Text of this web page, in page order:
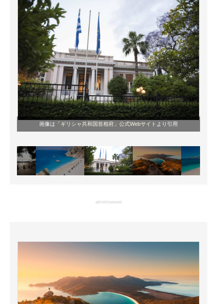
画像は 「ギリシャ共和国首相府」公式Webサイト より引用
advertisement